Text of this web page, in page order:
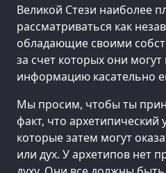
Великой Стези наиболее
рассматриваться как
обладающие своими
за счет которых они
информацию касательно
Мы просим, чтобы ты
факт, что архетипический
которые затем могут
или дух. У архетипов нет